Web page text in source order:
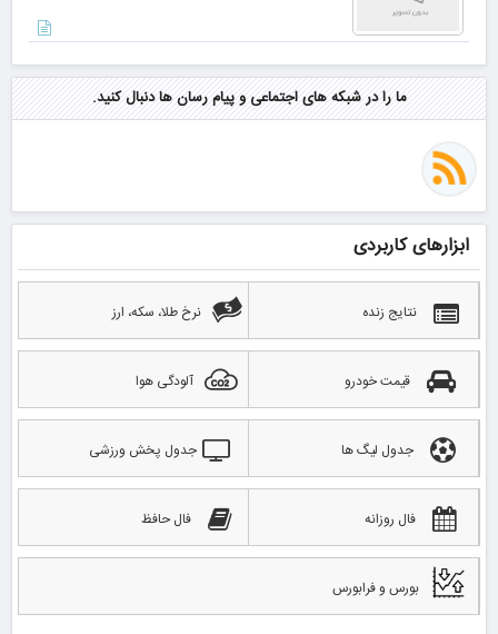
ما را در شبکه های اجتماعی و پیام رسان ها دنبال کنید.
ابزارهای کاربردی
نتایج زنده نرخ طلا، سکه، ارز
قیمت خودرو آلودگی هوا
جدول لیگ ها جدول پخش ورزشی
فال روزانه فال حافظ
بورس و فرابورس